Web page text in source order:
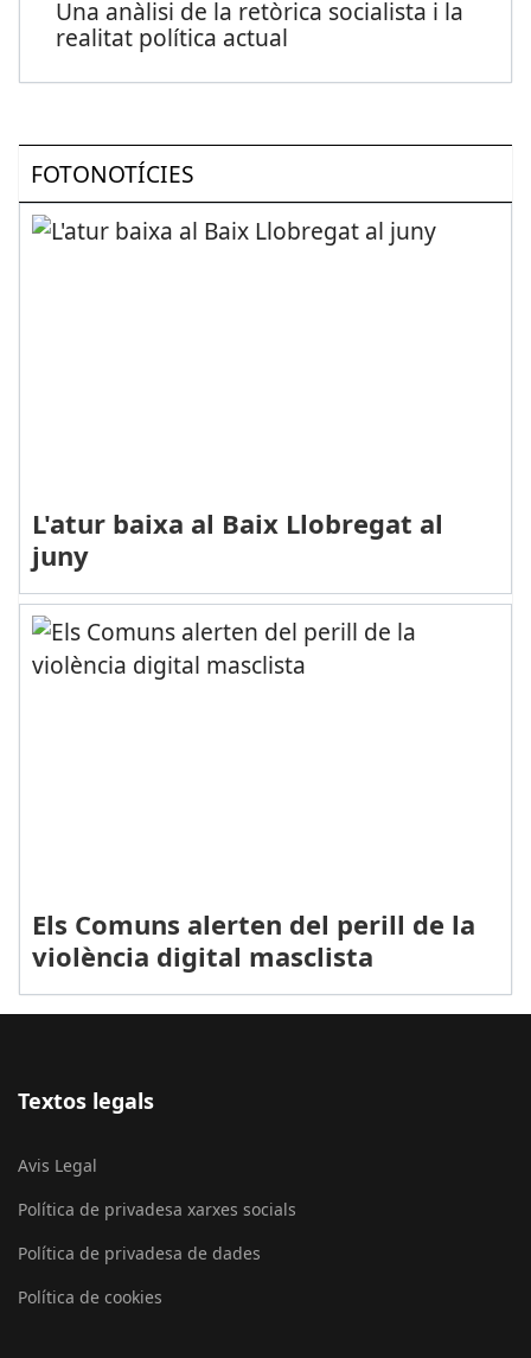
Una anàlisi de la retòrica socialista i la
realitat política actual
FOTONOTÍCIES
L'atur baixa al Baix Llobregat al
juny
Els Comuns alerten del perill de la
violència digital masclista
Textos legals
Avis Legal
Política de privadesa xarxes socials
Política de privadesa de dades
Política de cookies